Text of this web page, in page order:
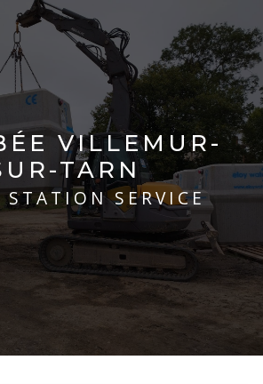
TARN
STATION SERVICE
cookies